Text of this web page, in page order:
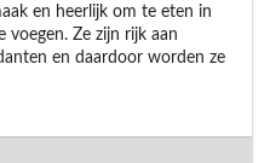
en heerlijk om te eten in
voegen. Ze zijn rijk aan
en daardoor worden ze